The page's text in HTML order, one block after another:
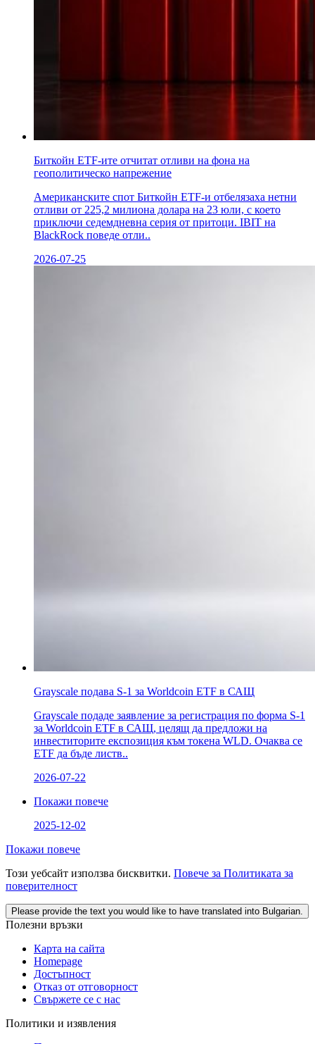
Биткойн ETF-ите отчитат отливи на фона на
геополитическо напрежение
Американските спот Биткойн ETF-и отбелязаха нетни
отливи от 225,2 милиона долара на 23 юли, с което
приключи седемдневна серия от притоци. IBIT на
BlackRock поведе отли..
2026-07-25
Grayscale подава S-1 за Worldcoin ETF в САЩ
Grayscale подаде заявление за регистрация по форма S-1
за Worldcoin ETF в САЩ, целящ да предложи на
инвеститорите експозиция към токена WLD. Очаква се
ETF да бъде листв..
2026-07-22
Покажи повече
2025-12-02
Покажи повече
Този уебсайт използва бисквитки. Повече за Политиката за
поверителност
Please provide the text you would like to have translated into Bulgarian.
Полезни връзки
Карта на сайта
Homepage
Достъпност
Отказ от отговорност
Свържете се с нас
Политики и изявления